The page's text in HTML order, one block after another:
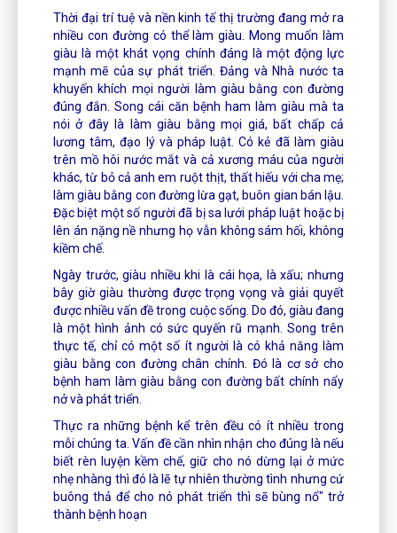
Thời đại trí tuệ và nền kinh tế thị trường đang mở ra
nhiều con đường có thể làm giàu. Mong muốn làm
giàu là một khát vọng chính đáng là một động lực
mạnh mẽ của sự phát triển. Đảng và Nhà nước ta
khuyến khích mọi người làm giàu bằng con đường
đúng đắn. Song cái căn bệnh ham làm giàu mà ta
nói ở đây là làm giàu bằng mọi giá, bất chấp cả
lương tâm, đạo lý và pháp luật. Có kẻ đã làm giàu
trên mồ hôi nước mắt và cả xương máu của người
khác, từ bỏ cả anh em ruột thịt, thất hiếu với cha mẹ;
làm giàu bằng con đường lừa gạt, buôn gian bán lậu.
Đặc biệt một số người đã bị sa lưới pháp luật hoặc bị
lên án nặng nề nhưng họ vẫn không sám hối, không
kiềm chế.
Ngày trước, giàu nhiều khi là cái họa, là xấu; nhưng
bây giờ giàu thường được trọng vọng và giải quyết
được nhiều vấn đề trong cuộc sống. Do đó, giàu đang
là một hình ảnh có sức quyến rũ mạnh. Song trên
thực tế, chỉ có một số ít người là có khả năng làm
giàu bằng con đường chân chính. Đó là cơ sở cho
bệnh ham làm giàu bằng con đường bất chính nẩy
nở và phát triển.
Thực ra những bệnh kể trên đều có ít nhiều trong
mỗi chúng ta. Vấn đề cần nhìn nhận cho đúng là nếu
biết rèn luyện kềm chế, giữ cho nó dừng lại ở mức
nhẹ nhàng thì đó là lẽ tự nhiên thường tình nhưng cứ
buông thả để cho nó phát triển thì sẽ bùng nổ" trở
thành bệnh hoạn